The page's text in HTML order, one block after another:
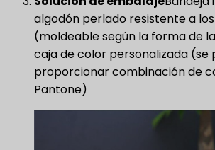
algodón perlado resistente a
(moldeable según la forma de
caja de color personalizada (se
proporcionar combinación de
Pantone)